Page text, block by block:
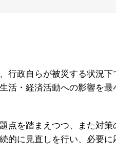
政自らが被災する状況
・経済活動への影響を
を踏まえつつ、また対
に見直しを行い、必要